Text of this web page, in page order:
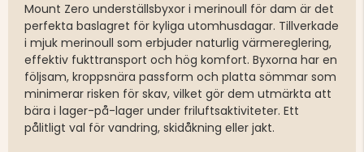
Mount Zero underställsbyxor i merinoull för dam är det
perfekta baslagret för kyliga utomhusdagar. Tillverkade
i mjuk merinoull som erbjuder naturlig värmereglering,
effektiv fukttransport och hög komfort. Byxorna har en
följsam, kroppsnära passform och platta sömmar som
minimerar risken för skav, vilket gör dem utmärkta att
bära i lager-på-lager under friluftsaktiviteter. Ett
pålitligt val för vandring, skidåkning eller jakt.